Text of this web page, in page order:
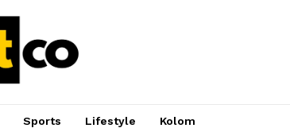
Sports Lifestyle Kolom